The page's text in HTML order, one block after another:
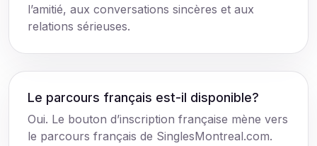
l’amitié, aux conversations sincères et aux
relations sérieuses.
Le parcours français est-il disponible?
Oui. Le bouton d’inscription française mène vers
le parcours français de SinglesMontreal.com.